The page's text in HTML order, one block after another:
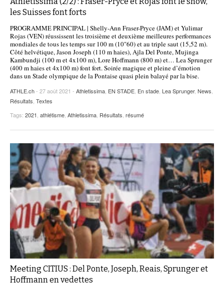
les Suisses font forts
PROGRAMME PRINCIPAL | Shelly-Ann Fraser-Pryce (JAM) et Yulimar
Rojas (VEN) réussissent les troisième et deuxième meilleures performances
mondiales de tous les temps sur 100 m (10"60) et au triple saut (15,52 m).
Côté helvétique, Jason Joseph (110 m haies), Ajla Del Ponte, Mujinga
Kambundji (100 m et 4x100 m), Lore Hoffmann (800 m) et… Lea Sprunger
(400 m haies et 4x100 m) font fort. Soirée magique et pleine d’émotion
dans un Stade olympique de la Pontaise quasi plein balayé par la bise.
ATHLE.ch- 27 août 2021 - Athletissima, EN STADE, En stade, Lea Sprunger, News,
Résultats, Textes
Tags: 2021, athlétisme, Athletissima, Résultats, résumé
Meeting CITIUS : Del Ponte, Joseph, Reais, Sprunger et
Hoffmann en vedettes